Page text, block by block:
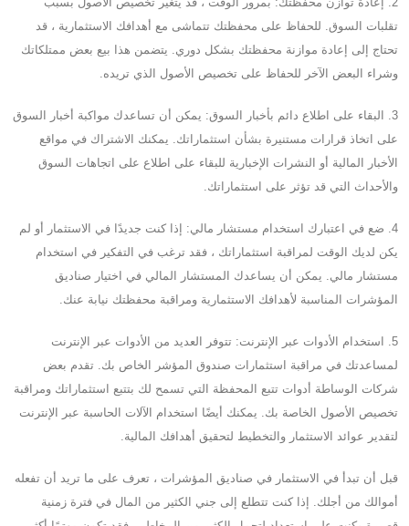
تقلبات السوق. للحفاظ على محفظتك تتماشى مع أهدافك الاستثمارية ، قد
تحتاج إلى إعادة موازنة محفظتك بشكل دوري. يتضمن هذا بيع بعض ممتلكاتك
وشراء البعض الآخر للحفاظ على تخصيص الأصول الذي تريده.
3. البقاء على اطلاع دائم بأخبار السوق: يمكن أن تساعدك مواكبة أخبار السوق
على اتخاذ قرارات مستنيرة بشأن استثماراتك. يمكنك الاشتراك في مواقع
الأخبار المالية أو النشرات الإخبارية للبقاء على اطلاع على اتجاهات السوق
والأحداث التي قد تؤثر على استثماراتك.
4. ضع في اعتبارك استخدام مستشار مالي: إذا كنت جديدًا في الاستثمار أو لم
يكن لديك الوقت لمراقبة استثماراتك ، فقد ترغب في التفكير في استخدام
مستشار مالي. يمكن أن يساعدك المستشار المالي في اختيار صناديق
المؤشرات المناسبة لأهدافك الاستثمارية ومراقبة محفظتك نيابة عنك.
5. استخدام الأدوات عبر الإنترنت: تتوفر العديد من الأدوات عبر الإنترنت
لمساعدتك في مراقبة استثمارات صندوق المؤشر الخاص بك. تقدم بعض
شركات الوساطة أدوات تتبع المحفظة التي تسمح لك بتتبع استثماراتك ومراقبة
تخصيص الأصول الخاصة بك. يمكنك أيضًا استخدام الآلات الحاسبة عبر الإنترنت
لتقدير عوائد الاستثمار والتخطيط لتحقيق أهدافك المالية.
قبل أن تبدأ في الاستثمار في صناديق المؤشرات ، تعرف على ما تريد أن تفعله
أموالك من أجلك. إذا كنت تتطلع إلى جني الكثير من المال في فترة زمنية